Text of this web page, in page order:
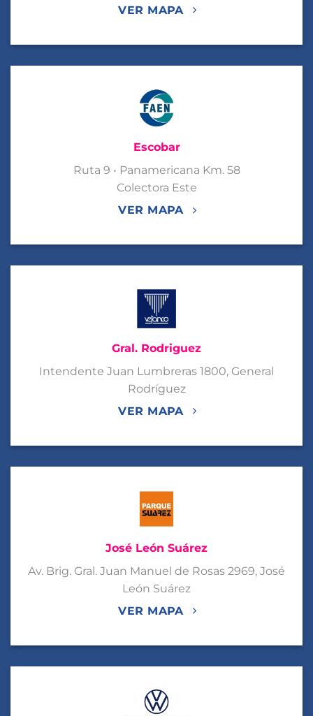
VER MAPA
Escobar
Ruta 9 • Panamericana Km. 58
Colectora Este
VER MAPA
Gral. Rodriguez
Intendente Juan Lumbreras 1800, General
Rodríguez
VER MAPA
José León Suárez
Av. Brig. Gral. Juan Manuel de Rosas 2969, José
León Suárez
VER MAPA